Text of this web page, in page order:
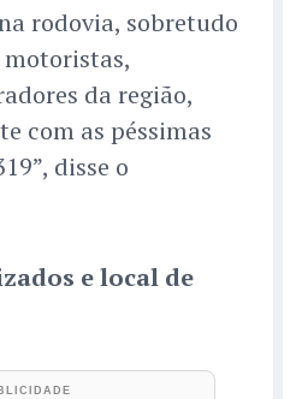
rodovia, sobretudo
da região,
com as péssimas
disse o
e local de